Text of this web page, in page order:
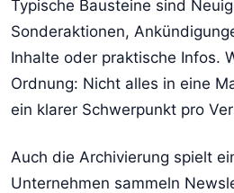
Typische Bausteine sind
Sonderaktionen,
Inhalte oder praktische Infos.
Ordnung: Nicht alles in eine
ein klarer Schwerpunkt pro
Auch die Archivierung spielt
Unternehmen sammeln